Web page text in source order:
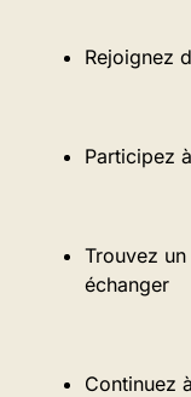
Rejoignez
Participez
Trouvez
échanger
Continuez